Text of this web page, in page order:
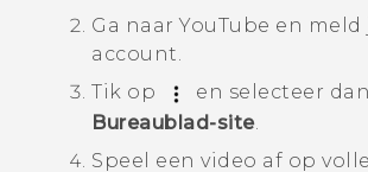
Ga naarYouTube en meld
account.
Tik op
en selecteer dan
Bureaublad-site.
Speel een video af op